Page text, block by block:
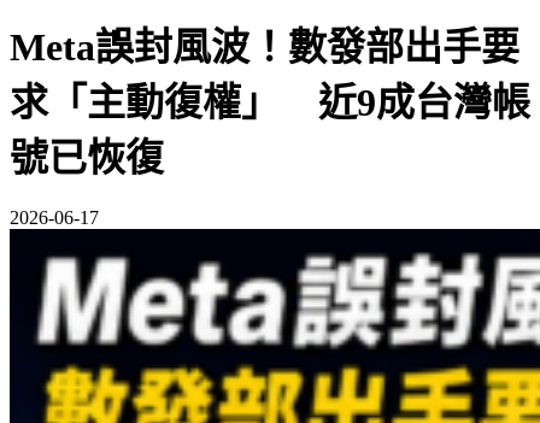
Meta誤封風波！數發部出手要
求「主動復權」 近9成台灣帳
號已恢復
2026-06-17